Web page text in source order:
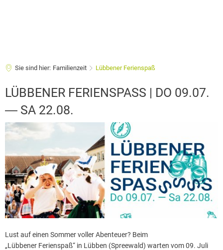
Sie sind hier: Familienzeit Lübbener Ferienspaß
Lübbener
Ferienspaß
LÜBBENER FERIENSPASS | DO 09.07.
― SA 22.08.
Lust auf einen Sommer voller Abenteuer? Beim
„Lübbener Ferienspaß“ in Lübben (Spreewald) warten vom 09. Juli